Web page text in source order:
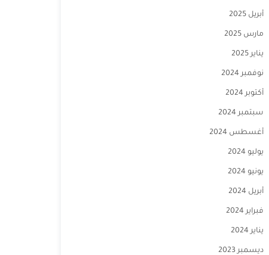
أبريل 2025
مارس 2025
يناير 2025
نوفمبر 2024
أكتوبر 2024
سبتمبر 2024
أغسطس 2024
يوليو 2024
يونيو 2024
أبريل 2024
فبراير 2024
يناير 2024
ديسمبر 2023